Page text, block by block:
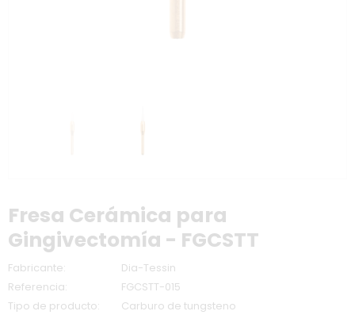
Fresa Cerámica para
Gingivectomía - FGCSTT
Fabricante:
Dia-Tessin
Referencia:
FGCSTT-015
Tipo de producto:
Carburo de tungsteno